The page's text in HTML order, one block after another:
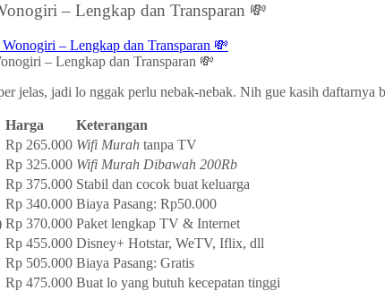
– Lengkap dan Transparan 💸
– Lengkap dan Transparan 💸
jelas, jadi lo nggak perlu nebak-nebak. Nih gue kasih daftarnya
Harga
Keterangan
Rp 265.000 Wifi Murah tanpa TV
Rp 325.000 Wifi Murah Dibawah 200Rb
Rp 375.000 Stabil dan cocok buat keluarga
Rp 340.000 Biaya Pasang: Rp50.000
Rp 370.000 Paket lengkap TV & Internet
Rp 455.000 Disney+ Hotstar, WeTV, Iflix, dll
Rp 505.000 Biaya Pasang: Gratis
Rp 475.000 Buat lo yang butuh kecepatan tinggi